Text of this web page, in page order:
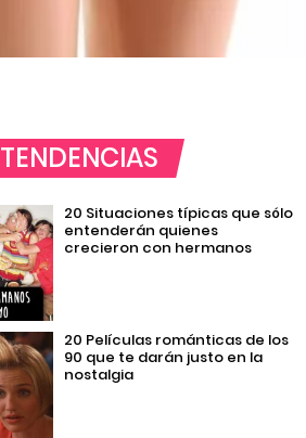
TENDENCIAS
20 Situaciones típicas que sólo
entenderán quienes
crecieron con hermanos
20 Películas románticas de los
90 que te darán justo en la
nostalgia